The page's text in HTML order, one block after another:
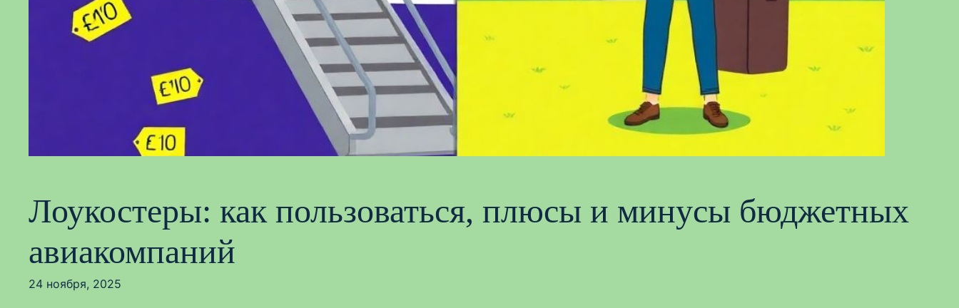
Лоукостеры: как пользоваться, плюсы и минусы бюджетных
авиакомпаний
24 ноября, 2025